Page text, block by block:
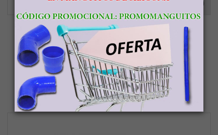
Kit Onlyyou Segundo Coche
16,00 €
Añadir al carrito Más